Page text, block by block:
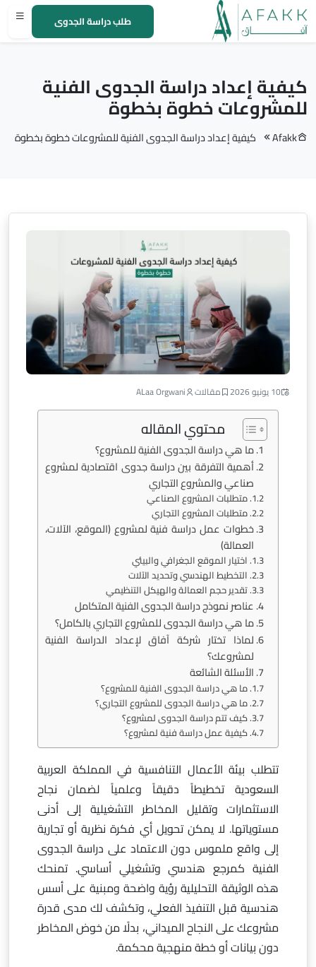
طلب دراسة الجدوى
كيفية إعداد دراسة الجدوى الفنية
للمشروعات خطوة بخطوة
Afakk كيفية إعداد دراسة الجدوى الفنية للمشروعات خطوة بخطوة
10 يونيو 2026 مقالات ALaa Orgwani
محتوي المقاله
ما هي دراسة الجدوى الفنية للمشروع؟
أهمية التفرقة بين دراسة جدوى اقتصادية لمشروع
صناعي والمشروع التجاري
متطلبات المشروع الصناعي
متطلبات المشروع التجاري
خطوات عمل دراسة فنية لمشروع (الموقع، الآلات،
العمالة)
اختيار الموقع الجغرافي والبيئي
التخطيط الهندسي وتحديد الآلات
تقدير حجم العمالة والهيكل التنظيمي
عناصر نموذج دراسة الجدوى الفنية المتكامل
ما هي دراسة الجدوى للمشروع التجاري بالكامل؟
لماذا تختار شركة آفاق لإعداد الدراسة الفنية
لمشروعك؟
الأسئلة الشائعة
ما هي دراسة الجدوى الفنية للمشروع؟
ما هي دراسة الجدوى للمشروع التجاري؟
كيف تتم دراسة الجدوى لمشروع؟
كيفية عمل دراسة فنية لمشروع؟
تتطلب بيئة الأعمال التنافسية في المملكة العربية
السعودية تخطيطاً دقيقاً وعلمياً لضمان نجاح
الاستثمارات وتقليل المخاطر التشغيلية إلى أدنى
مستوياتها. لا يمكن تحويل أي فكرة نظرية أو تجارية
إلى واقع ملموس دون الاعتماد على دراسة الجدوى
الفنية كمرجع هندسي وتشغيلي أساسي. تمنحك
هذه الوثيقة التحليلية رؤية واضحة ومبنية على أسس
هندسية قبل التنفيذ الفعلي، وتكشف لك مدى قدرة
مشروعك على النجاح الميداني، بدلًا من خوض المخاطر
دون بيانات أو خطة منهجية محكمة.